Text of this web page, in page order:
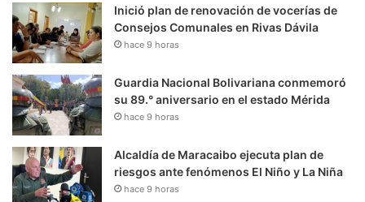
Inició plan de renovación de vocerías de
Consejos Comunales en Rivas Dávila
hace 9 horas
Guardia Nacional Bolivariana conmemoró
su 89.° aniversario en el estado Mérida
hace 9 horas
Alcaldía de Maracaibo ejecuta plan de
riesgos ante fenómenos El Niño y La Niña
hace 9 horas